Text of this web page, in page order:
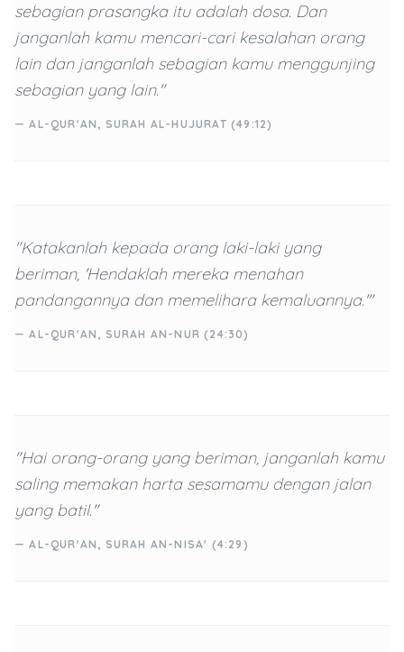
sebagian prasangka itu adalah dosa. Dan
janganlah kamu mencari-cari kesalahan orang
lain dan janganlah sebagian kamu menggunjing
sebagian yang lain."
— AL-QUR'AN, SURAH AL-HUJURAT (49:12)
"Katakanlah kepada orang laki-laki yang
beriman, 'Hendaklah mereka menahan
pandangannya dan memelihara kemaluannya.'"
— AL-QUR'AN, SURAH AN-NUR (24:30)
"Hai orang-orang yang beriman, janganlah kamu
saling memakan harta sesamamu dengan jalan
yang batil."
— AL-QUR'AN, SURAH AN-NISA' (4:29)